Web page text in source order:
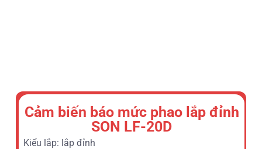
Cảm biến báo mức phao lắp đỉnh
SON LF-20D
Kiểu lắp: lắp đỉnh